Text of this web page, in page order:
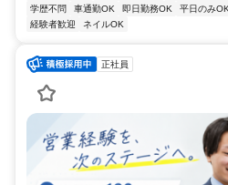
学歴不問
車通勤OK 即日勤務OK 平日のみ
経験者歓迎
ネイルOK
正社員